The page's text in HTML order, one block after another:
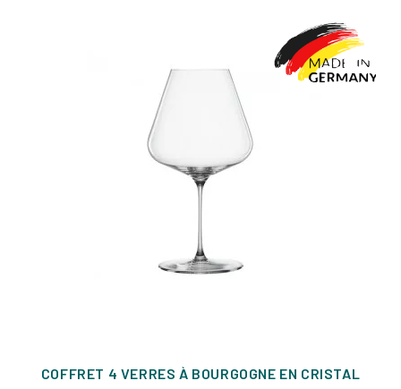
COFFRET 4 VERRES À BOURGOGNE EN CRISTAL